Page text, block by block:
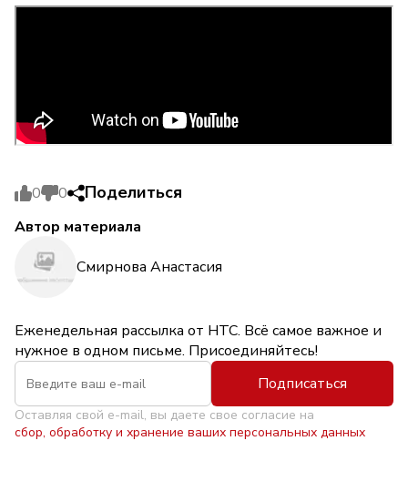
0 0 Поделиться
Автор материала
Смирнова Анастасия
Еженедельная рассылка от НТС. Всё самое важное и
нужное в одном письме. Присоединяйтесь!
Подписаться
Оставляя свой e-mail, вы даете свое согласие на
сбор, обработку и хранение ваших персональных данных